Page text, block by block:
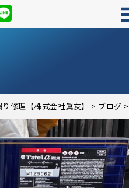
修理【株式会社眞友】 > ブログ